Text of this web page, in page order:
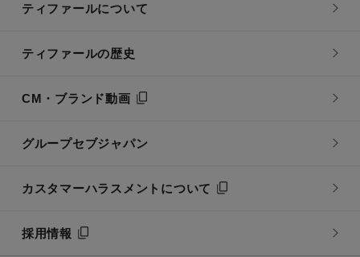
ティファールについて
ティファールの歴史
CM・ブランド動画
グループセブジャパン
カスタマーハラスメントについて
採用情報